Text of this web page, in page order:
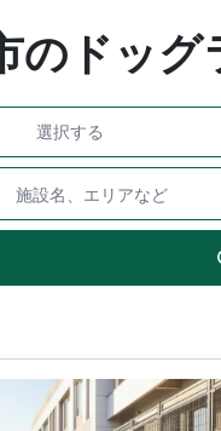
のドッグ
選択する